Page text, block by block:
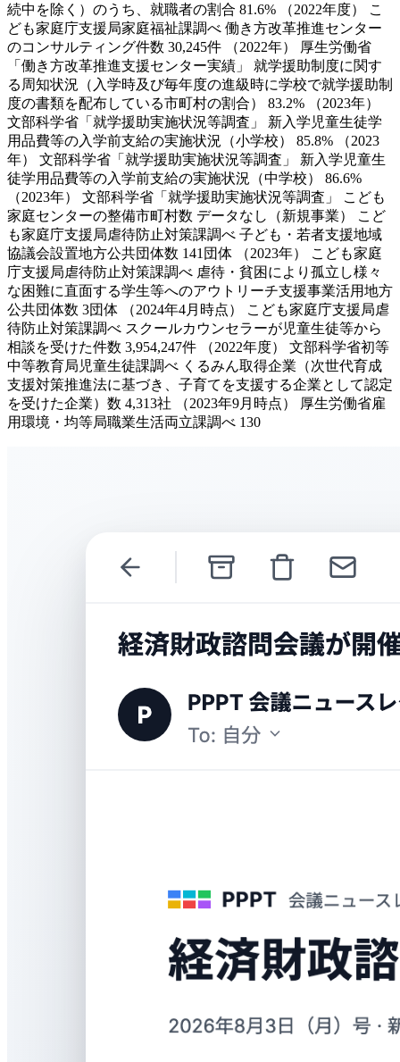
続中を除く）のうち、就職者の割合 81.6% （2022年度） こ
ども家庭庁支援局家庭福祉課調べ 働き方改革推進センター
のコンサルティング件数 30,245件 （2022年） 厚生労働省
「働き方改革推進支援センター実績」 就学援助制度に関す
る周知状況（入学時及び毎年度の進級時に学校で就学援助制
度の書類を配布している市町村の割合） 83.2% （2023年）
文部科学省「就学援助実施状況等調査」 新入学児童生徒学
用品費等の入学前支給の実施状況（小学校） 85.8% （2023
年） 文部科学省「就学援助実施状況等調査」 新入学児童生
徒学用品費等の入学前支給の実施状況（中学校） 86.6%
（2023年） 文部科学省「就学援助実施状況等調査」 こども
家庭センターの整備市町村数 データなし（新規事業） こど
も家庭庁支援局虐待防止対策課調べ 子ども・若者支援地域
協議会設置地方公共団体数 141団体 （2023年） こども家庭
庁支援局虐待防止対策課調べ 虐待・貧困により孤立し様々
な困難に直面する学生等へのアウトリーチ支援事業活用地方
公共団体数 3団体 （2024年4月時点） こども家庭庁支援局虐
待防止対策課調べ スクールカウンセラーが児童生徒等から
相談を受けた件数 3,954,247件 （2022年度） 文部科学省初等
中等教育局児童生徒課調べ くるみん取得企業（次世代育成
支援対策推進法に基づき、子育てを支援する企業として認定
を受けた企業）数 4,313社 （2023年9月時点） 厚生労働省雇
用環境・均等局職業生活両立課調べ 130